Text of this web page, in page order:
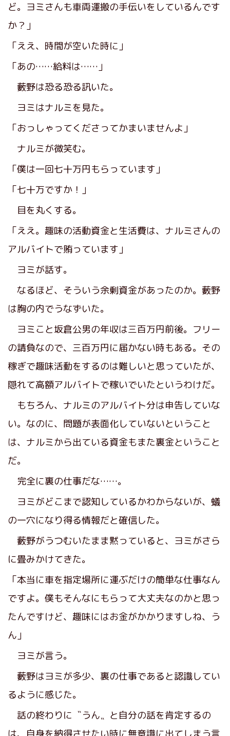
ど。ヨミさんも車両運搬の手伝いをしているんです
か？」
「ええ、時間が空いた時に」
「あの……給料は……」
藪野は恐る恐る訊いた。
ヨミはナルミを見た。
「おっしゃってくださってかまいませんよ」
ナルミが微笑む。
「僕は一回七十万円もらっています」
「七十万ですか！」
目を丸くする。
「ええ。趣味の活動資金と生活費は、ナルミさんの
アルバイトで賄っています」
ヨミが話す。
なるほど、そういう余剰資金があったのか。藪野
は胸の内でうなずいた。
ヨミこと坂倉公男の年収は三百万円前後。フリー
の請負なので、三百万円に届かない時もある。その
稼ぎで趣味活動をするのは難しいと思っていたが、
隠れて高額アルバイトで稼いでいたというわけだ。
もちろん、ナルミのアルバイト分は申告していな
い。なのに、問題が表面化していないということ
は、ナルミから出ている資金もまた裏金ということ
だ。
完全に裏の仕事だな……。
ヨミがどこまで認知しているかわからないが、蟻
の一穴になり得る情報だと確信した。
藪野がうつむいたまま黙っていると、ヨミがさら
に畳みかけてきた。
「本当に車を指定場所に運ぶだけの簡単な仕事なん
ですよ。僕もそんなにもらって大丈夫なのかと思っ
たんですけど、趣味にはお金がかかりますしね、う
ん」
ヨミが言う。
藪野はヨミが多少、裏の仕事であると認識してい
るように感じた。
話の終わりに〝うん〟と自分の話を肯定するの